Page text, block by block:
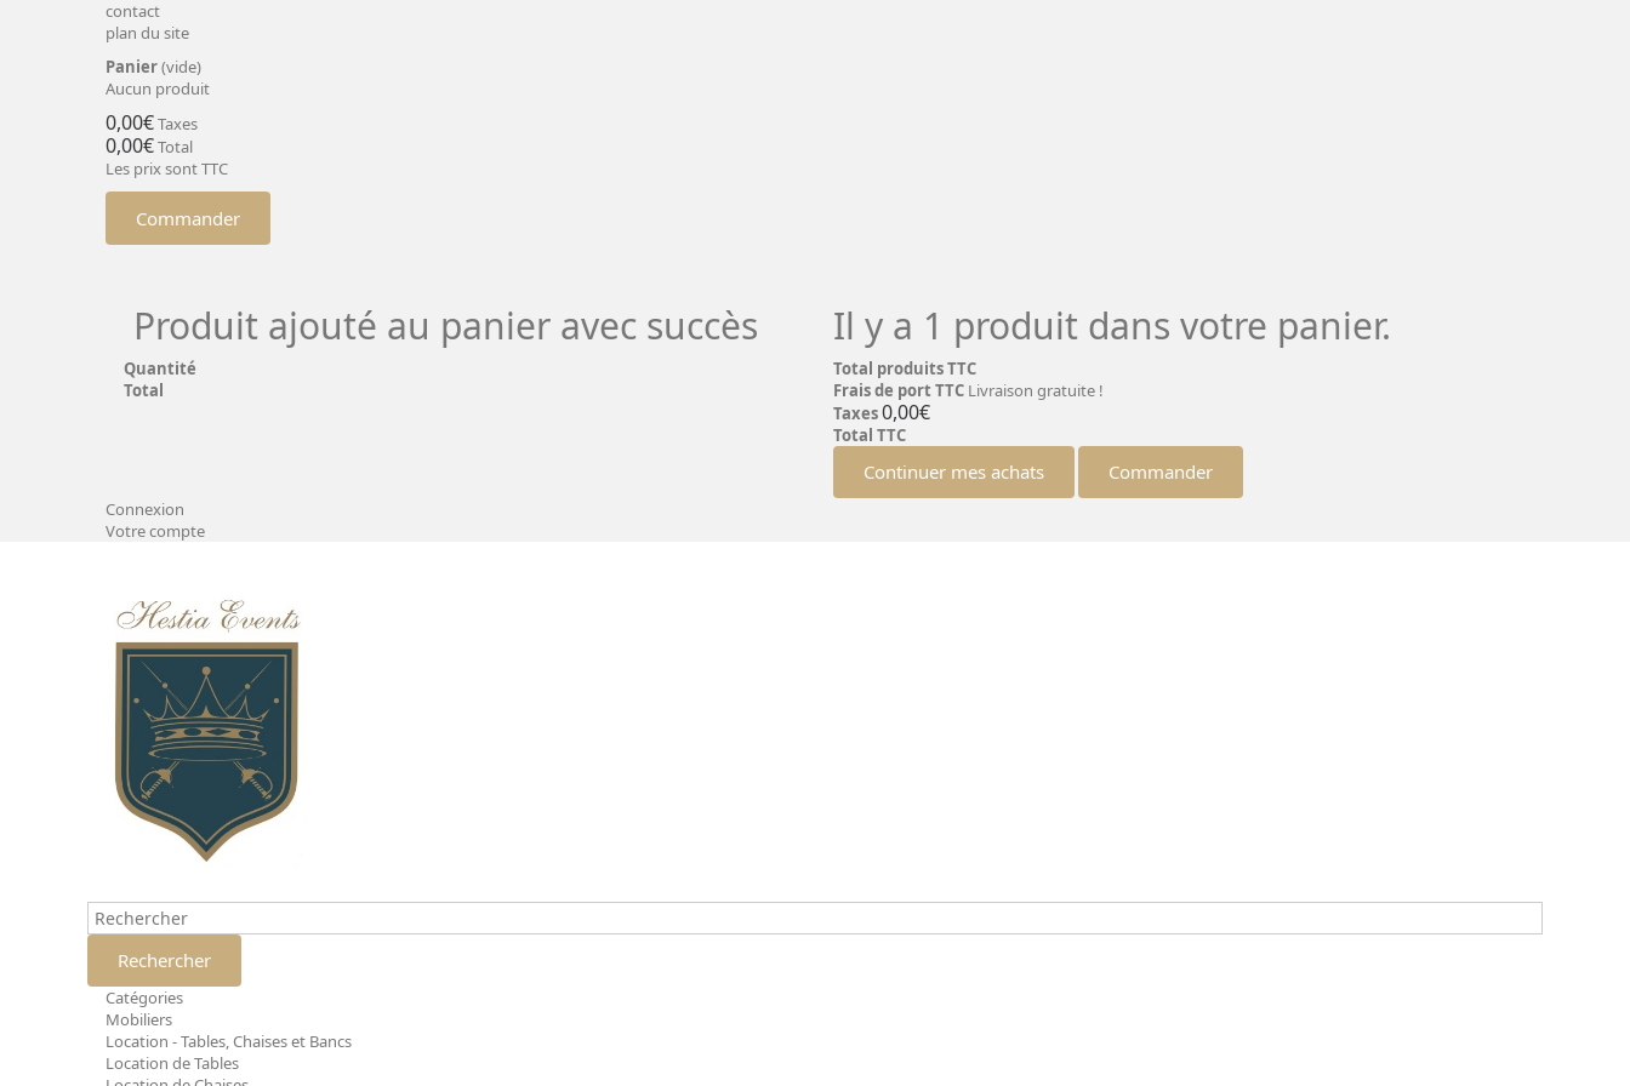
contact
plan du site
Panier(vide)
Aucun produit
0,00€Taxes
0,00€Total
Les prix sont TTC
Commander
Produit ajouté au panier avec succès
Quantité
Total
Il y a 1 produit dans votre panier.
Total produits TTC
Frais de port TTC Livraison gratuite !
Taxes0,00€
Total TTC
Continuer mes achats Commander
Connexion
Votre compte
Rechercher
Catégories
Mobiliers
Location - Tables, Chaises et Bancs
Location de Tables